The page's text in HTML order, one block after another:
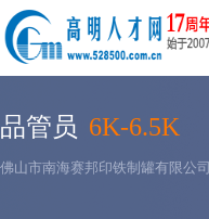
品管员 6K-6.5K
佛山市南海赛邦印铁制罐有限公司